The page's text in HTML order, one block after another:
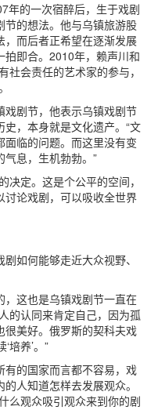
年的一次宿醉后，生于戏剧
节的想法。他与乌镇旅游股
而后者正希望在逐渐发展
拍即合。2010年，赖声川和
社会责任的艺术家的参与，
剧节，他表示乌镇戏剧节
，本身就是文化遗产。“文
临的问题。而这里没有变
息，生机勃勃。”
决定。这是个公平的空间，
论戏剧，可以吸收全世界
如何能够走近大众视野、
这也是乌镇戏剧节一直在
的认同来肯定自己，因为孤
美好。俄罗斯的契科夫戏
培养’。”
的国家而言都不容易，戏
人知道怎样去发展观众。
么观众吸引观众来到你的剧